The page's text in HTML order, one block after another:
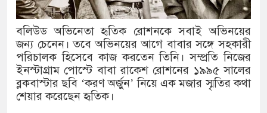
গুলশান থেকে সাবেক মন্ত্রী লতিফ
‘স্কুটি নাকি গোল্ড?’
এর ফ্রিডম ব্র্যান্ড, বাড়ল ক্যাম্পেইনের
সংবিধান অনুযায়ী যথাসময়ে
বলিউড অভিনেতা হৃতিক রোশনকে সবাই অভিনয়ের
জন্য চেনেন। তবে অভিনয়ের আগে বাবার সঙ্গে সহকারী
পরিচালক হিসেবে কাজ করতেন তিনি। সম্প্রতি নিজের
ইনস্টাগ্রাম পোস্টে বাবা রাকেশ রোশনের ১৯৯৫ সালের
ব্লকবাস্টার ছবি ‘করণ অর্জুন’ নিয়ে এক মজার স্মৃতির কথা
শেয়ার করেছেন হৃতিক।